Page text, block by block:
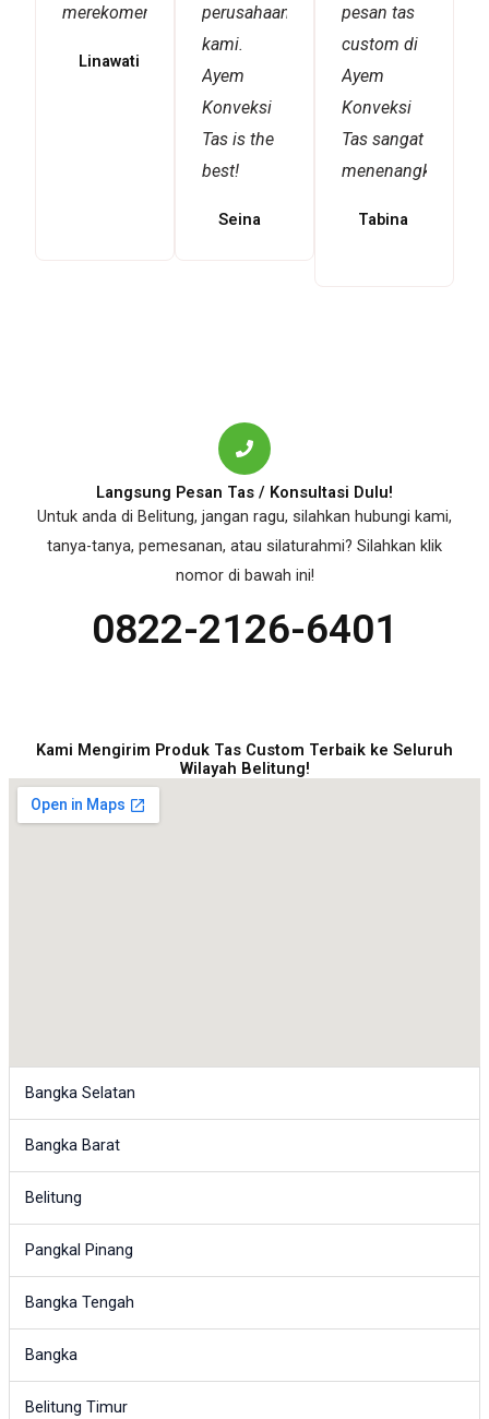
merekomendasikannya!
Linawati
perusahaan
kami.
Ayem
Konveksi
Tas is the
best!
Seina
pesan tas
custom di
Ayem
Konveksi
Tas sangat
menenangkan!
Tabina
Langsung Pesan Tas / Konsultasi Dulu!
Untuk anda di Belitung, jangan ragu, silahkan hubungi kami,
tanya-tanya, pemesanan, atau silaturahmi? Silahkan klik
nomor di bawah ini!
0822-2126-6401
Kami Mengirim Produk Tas Custom Terbaik ke Seluruh
Wilayah Belitung!
Bangka Selatan
Bangka Barat
Belitung
Pangkal Pinang
Bangka Tengah
Bangka
Belitung Timur